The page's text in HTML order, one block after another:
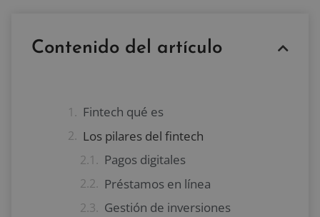
Contenido del artículo
Fintech qué es
Los pilares del fintech
Pagos digitales
Préstamos en línea
Gestión de inversiones